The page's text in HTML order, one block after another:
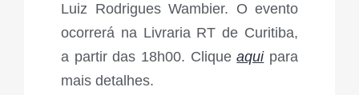
Luiz Rodrigues Wambier. O evento
ocorrerá na Livraria RT de Curitiba,
a partir das 18h00. Cliqueaquipara
mais detalhes.